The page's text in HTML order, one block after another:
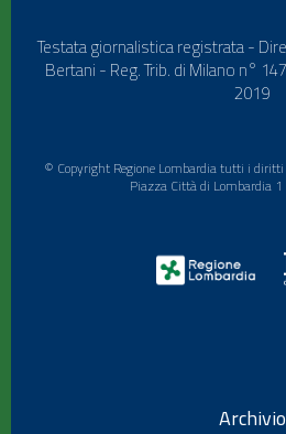
Testata giornalistica registrata -
Bertani - Reg. Trib. di Milano n°
2019
© Copyright Regione Lombardia tutti i
Piazza Città di Lombardia
Archivio